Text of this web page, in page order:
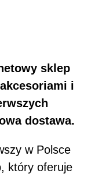
sklep
i
dostawa.
w Polsce
który oferuje